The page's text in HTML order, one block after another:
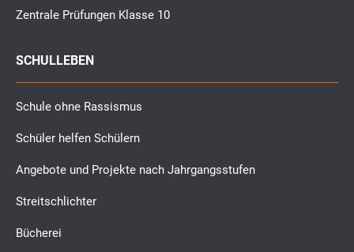
Zentrale Prüfungen Klasse 10
SCHULLEBEN
Schule ohne Rassismus
Schüler helfen Schülern
Angebote und Projekte nach Jahrgangsstufen
Streitschlichter
Bücherei